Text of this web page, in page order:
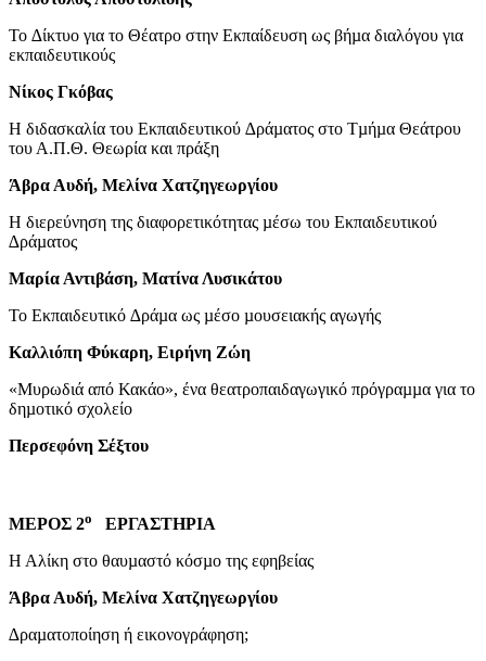
Το ∆ίκτυο για το Θέατρο στην Εκπαίδευση ως βήµα διαλόγου για
εκπαιδευτικούς
Νίκος Γκόβας
Η διδασκαλία του Εκπαιδευτικού ∆ράµατος στο Τµήµα Θεάτρου
του Α.Π.Θ. Θεωρία και πράξη
Άβρα Αυδή, Μελίνα Χατζηγεωργίου
Η διερεύνηση της διαφορετικότητας µέσω του Εκπαιδευτικού
∆ράµατος
Μαρία Αντιβάση, Ματίνα Λυσικάτου
Το Εκπαιδευτικό ∆ράµα ως µέσο µουσειακής αγωγής
Καλλιόπη Φύκαρη, Ειρήνη Ζώη
«Μυρωδιά από Κακάο», ένα θεατροπαιδαγωγικό πρόγραµµα για το
δηµοτικό σχολείο
Περσεφόνη Σέξτου
ΜΕΡΟΣ 2ο
ΕΡΓΑΣΤΗΡΙΑ
Η Αλίκη στο θαυµαστό κόσµο της εφηβείας
Άβρα Αυδή, Μελίνα Χατζηγεωργίου
∆ραµατοποίηση ή εικονογράφηση;